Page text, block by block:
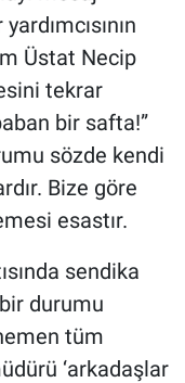
Üstat Necip
tekrar
bir safta!”
sözde kendi
Bize göre
esastır.
sendika
durumu
tüm
‘arkadaşlar